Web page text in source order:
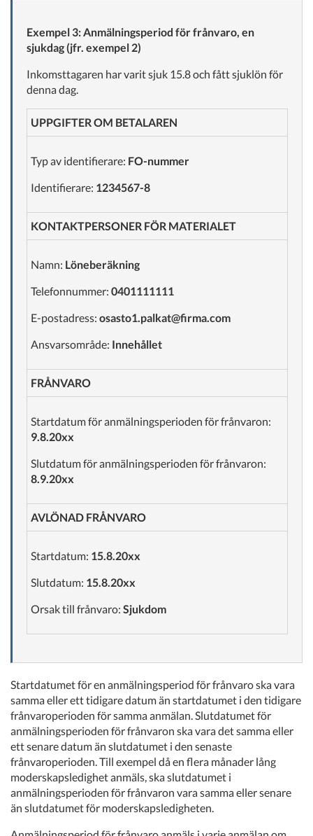
Exempel 3: Anmälningsperiod för frånvaro, en
sjukdag (jfr. exempel 2)
Inkomsttagaren har varit sjuk 15.8 och fått sjuklön för
denna dag.
UPPGIFTER OM BETALAREN
Typ av identifierare: FO-nummer
Identifierare: 1234567-8
KONTAKTPERSONER FÖR MATERIALET
Namn: Löneberäkning
Telefonnummer: 0401111111
E-postadress: osasto1.palkat@firma.com
Ansvarsområde: Innehållet
FRÅNVARO
Startdatum för anmälningsperioden för frånvaron:
9.8.20xx
Slutdatum för anmälningsperioden för frånvaron:
8.9.20xx
AVLÖNAD FRÅNVARO
Startdatum: 15.8.20xx
Slutdatum: 15.8.20xx
Orsak till frånvaro: Sjukdom
Startdatumet för en anmälningsperiod för frånvaro ska vara
samma eller ett tidigare datum än startdatumet i den tidigare
frånvaroperioden för samma anmälan. Slutdatumet för
anmälningsperioden för frånvaron ska vara det samma eller
ett senare datum än slutdatumet i den senaste
frånvaroperioden. Till exempel då en flera månader lång
moderskapsledighet anmäls, ska slutdatumet i
anmälningsperioden för frånvaron vara samma eller senare
än slutdatumet för moderskapsledigheten.